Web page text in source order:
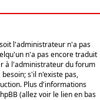
l'administrateur n'a pas
n'a pas encore traduit
à l'administrateur du forum
s'il n'existe pas,
Plus d'informations
(allez voir le lien en bas